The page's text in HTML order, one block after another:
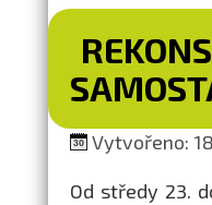
Vytvořeno:
Od středy 23.